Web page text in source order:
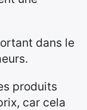
dans le
produits
car cela